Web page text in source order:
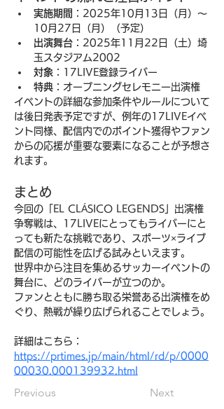
実施期間 ：2025年10月13日（月）～
10月27日（月）（予定）
出演舞台 ：2025年11月22日（土）埼
玉スタジアム2002
対象 ：17LIVE登録ライバー
特典 ：オープニングセレモニー出演権
イベントの詳細な参加条件やルールについて
は後日発表予定ですが、例年の17LIVEイベ
ント同様、配信内でのポイント獲得やファン
からの応援が重要な要素になることが予想さ
れます。
まとめ
今回の「EL CLÁSICO LEGENDS」出演権
争奪戦は、17LIVEにとってもライバーにと
っても新たな挑戦であり、スポーツ×ライブ
配信の可能性を広げる試みといえます。
世界中から注目を集めるサッカーイベントの
舞台に、どのライバーが立つのか。
ファンとともに勝ち取る栄誉ある出演権をめ
ぐり、熱戦が繰り広げられることでしょう。
詳細はこちら：
https://prtimes.jp/main/html/rd/p/0000
00030.000139932.html
Previous Next